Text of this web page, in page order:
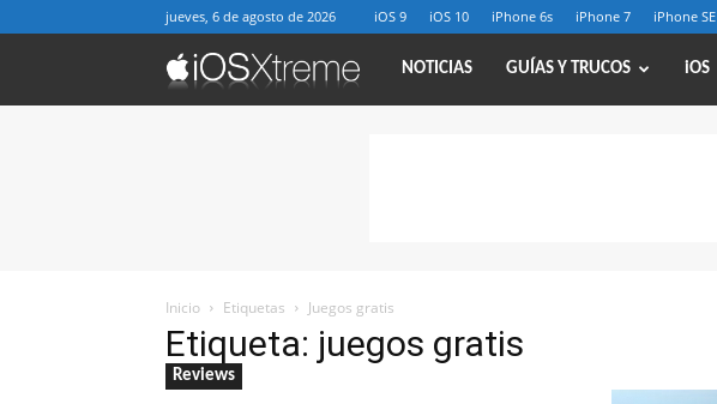
jueves, 6 de agosto de 2026 iOS 9 iOS 10 iPhone 6s iPhone 7 iPhone SE
iOSXtreme
NOTICIAS GUÍAS Y TRUCOS iOS
Inicio Etiquetas Juegos gratis
Etiqueta: juegos gratis
Reviews